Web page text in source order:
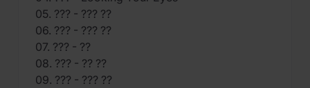
05. ??? - ??? ??
06. ??? - ??? ??
07. ??? - ??
08. ??? - ?? ??
09. ??? - ??? ??